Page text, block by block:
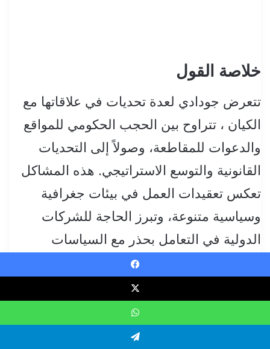
خلاصة القول
تتعرض جودادي لعدة تحديات في علاقاتها مع
الكيان ، تتراوح بين الحجب الحكومي للمواقع
والدعوات للمقاطعة، وصولاً إلى التحديات
القانونية والتوسع الاستراتيجي. هذه المشاكل
تعكس تعقيدات العمل في بيئات جغرافية
وسياسية متنوعة، وتبرز الحاجة للشركات
الدولية في التعامل بحذر مع السياسات
المحلية والتحديات العالمية.
Facebook
X
WhatsApp